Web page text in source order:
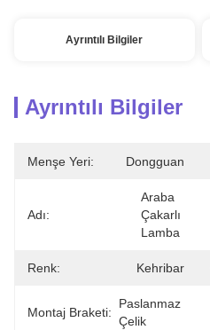
Ayrıntılı Bilgiler
Ayrıntılı Bilgiler
Menşe Yeri: Dongguan
Adı:
Araba
Çakarlı
Lamba
Renk: Kehribar
Montaj Braketi:
Paslanmaz
Çelik